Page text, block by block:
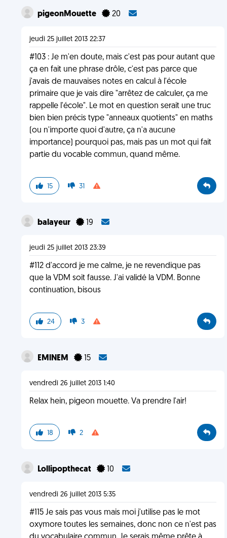
pigeonMouette 20
jeudi 25 juillet 2013 22:37
#103 : Je m'en doute, mais c'est pas pour autant que
ça en fait une phrase drôle, c'est pas parce que
j'avais de mauvaises notes en calcul à l'école
primaire que je vais dire "arrêtez de calculer, ça me
rappelle l'école". Le mot en question serait une truc
bien bien précis type "anneaux quotients" en maths
(ou n'importe quoi d'autre, ça n'a aucune
importance) pourquoi pas, mais pas un mot qui fait
partie du vocable commun, quand même.
15 31
balayeur 19
jeudi 25 juillet 2013 23:39
#112 d'accord je me calme, je ne revendique pas
que la VDM soit fausse. J'ai validé la VDM. Bonne
continuation, bisous
24 3
EMlNEM 15
vendredi 26 juillet 2013 1:40
Relax hein, pigeon mouette. Va prendre l'air!
18 2
Lollipopthecat 10
vendredi 26 juillet 2013 5:35
#115 Je sais pas vous mais moi j'utilise pas le mot
oxymore toutes les semaines, donc non ce n'est pas